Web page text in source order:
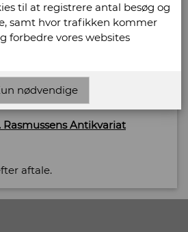
Rasmussens Antikvariat
aftale.
til at registrere antal besøg og
samt hvor trafikken kommer
forbedre vores websites
nødvendige